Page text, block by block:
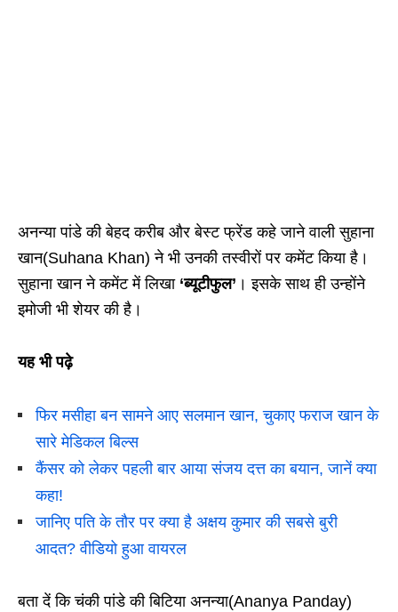
अनन्या पांडे की बेहद करीब और बेस्ट फ्रेंड कहे जाने वाली सुहाना
खान(Suhana Khan) ने भी उनकी तस्वीरों पर कमेंट किया है।
सुहाना खान ने कमेंट में लिखा‘ब्यूटीफुल’ । इसके साथ ही उन्होंने
इमोजी भी शेयर की है।
यह भी पढ़े
फिर मसीहा बन सामने आए सलमान खान, चुकाए फराज खान के
सारे मेडिकल बिल्स
कैंसर को लेकर पहली बार आया संजय दत्त का बयान, जानें क्या
कहा!
जानिए पति के तौर पर क्या है अक्षय कुमार की सबसे बुरी
आदत? वीडियो हुआ वायरल
बता दें कि चंकी पांडे की बिटिया अनन्या(Ananya Panday)